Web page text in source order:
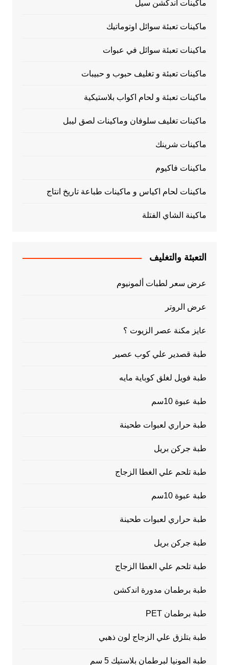
ماكينات اندكشن سيل
ماكينات تعبئة سوائل اوتوماتيك
ماكينات تعبئة سوائل في عبوات
ماكينات تعبئة و تغليف حبوب و حبيبات
ماكينات تعبئة و لحام اكواب بلاستيكية
ماكينات تغليف سلوفان وماكينات لصق ليبل
ماكينات شرينك
ماكينات فاكيوم
ماكينات لحام اكياس و ماكينات طباعة تاريخ انتاج
ماكينة الشاي الفتلة
التعبئة والتغليف
عرض سعر لطبات ألمونيوم
عرض الروتر
عايز مكنة عصر الزيوت ؟
طبة قصدير علي كوب عصير
طبة فويل لغلق كوباية مايه
طبة عبوة 10سم
طبة حراري لعبوات طحينة
طبة جركن بريل
طبة تلحم علي الغطا الزجاج
طبة عبوة 10سم
طبة حراري لعبوات طحينة
طبة جركن بريل
طبة تلحم علي الغطا الزجاج
طبة برطمان مدورة اندكشن
طبة برطمان PET
طبة بتلزق علي الزجاج لون ذهبي
طبة المونيا لبرطمان بلاستيك 5 سم